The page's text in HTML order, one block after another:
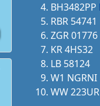
BH3482PP
RBR 54741
ZGR 01776
KR 4HS32
LB 58124
W1 NGRNI
WW 223UR